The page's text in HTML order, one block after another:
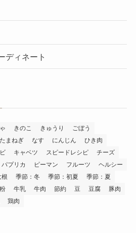
ディネート
きのこ きゅうり
ごぼう
たまねぎ なす にんじん
ひき肉
キャベツ スピードレシピ
チーズ
パプリカ ピーマン フルーツ
ヘルシー
根 季節：冬 季節：初夏
季節：夏
牛乳 牛肉 節約 豆 豆腐
豚肉
鶏肉